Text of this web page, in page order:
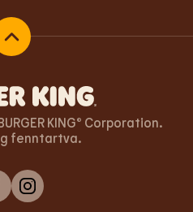
Vissza az oldal tetejére
KING® Corporation.
fenntartva.